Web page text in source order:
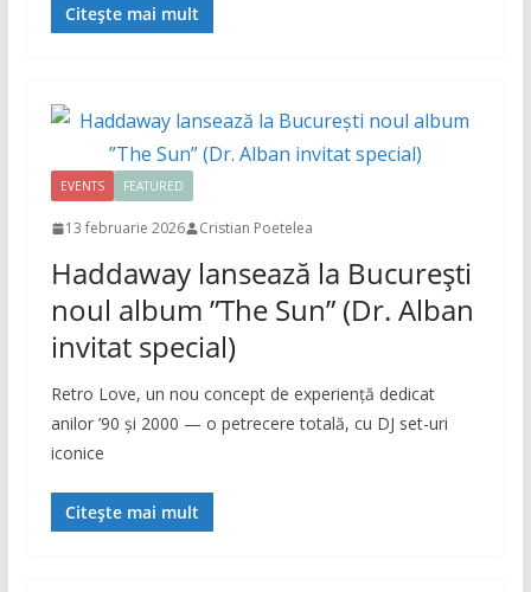
Citește mai mult
EVENTS FEATURED
13 februarie 2026 Cristian Poetelea
Haddaway lansează la București
noul album ”The Sun” (Dr. Alban
invitat special)
Retro Love, un nou concept de experiență dedicat
anilor ’90 și 2000 — o petrecere totală, cu DJ set-uri
iconice
Citește mai mult